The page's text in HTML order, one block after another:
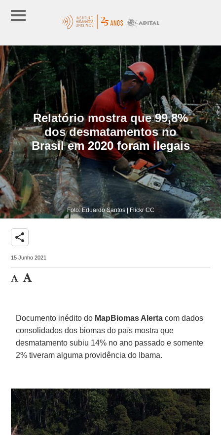
Relatório mostra que 99,8%
dos desmatamentos no
Brasil em 2020 foram ilegais
Foto: Eduardo Santos | Flickr CC
share
15 Junho 2021
Documento inédito do MapBiomas Alerta com dados
consolidados dos biomas do país mostra que
desmatamento subiu 14% no ano passado e somente
2% tiveram alguma providência do Ibama.